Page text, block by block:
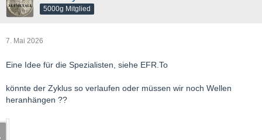
5000g Mitglied
7. Mai 2026
Eine Idee für die Spezialisten, siehe EFR.To
könnte der Zyklus so verlaufen oder müssen wir noch Wellen
heranhängen ??